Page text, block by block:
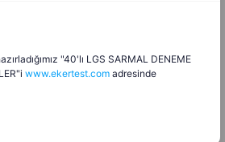
"40'lı LGS SARMAL DENEME
www.ekertest.com adresinde